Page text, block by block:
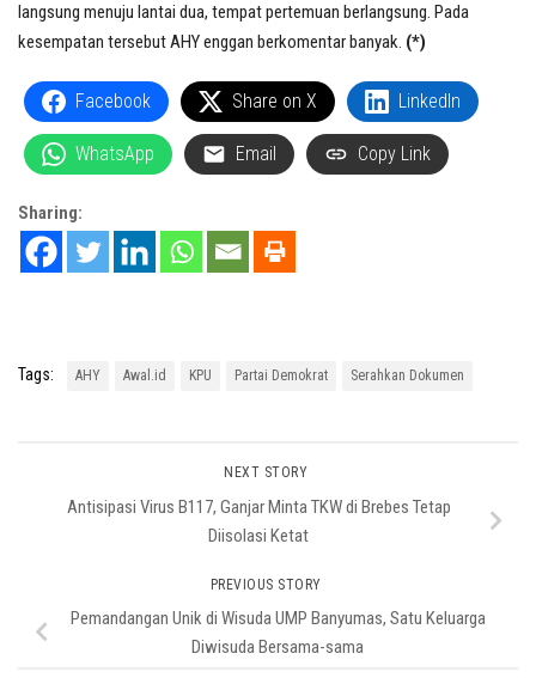
langsung menuju lantai dua, tempat pertemuan berlangsung. Pada
kesempatan tersebut AHY enggan berkomentar banyak. (*)
Facebook Share on X LinkedIn
WhatsApp Email Copy Link
Sharing:
Tags: AHY Awal.id KPU Partai Demokrat Serahkan Dokumen
NEXT STORY
Antisipasi Virus B117, Ganjar Minta TKW di Brebes Tetap
Diisolasi Ketat
PREVIOUS STORY
Pemandangan Unik di Wisuda UMP Banyumas, Satu Keluarga
Diwisuda Bersama-sama